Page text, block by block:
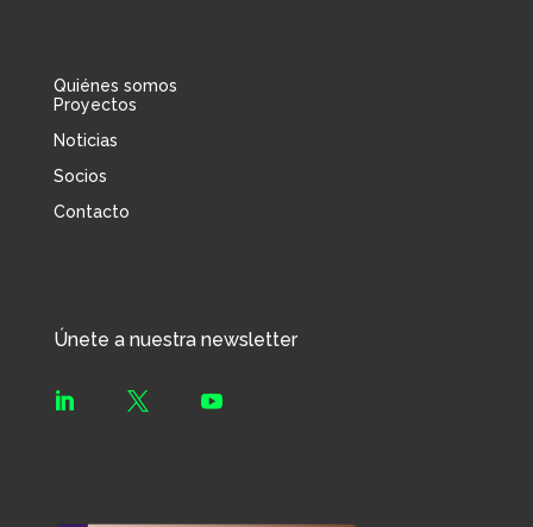
Quiénes somos
Proyectos
Noticias
Socios
Contacto
Únete a nuestra newsletter
  